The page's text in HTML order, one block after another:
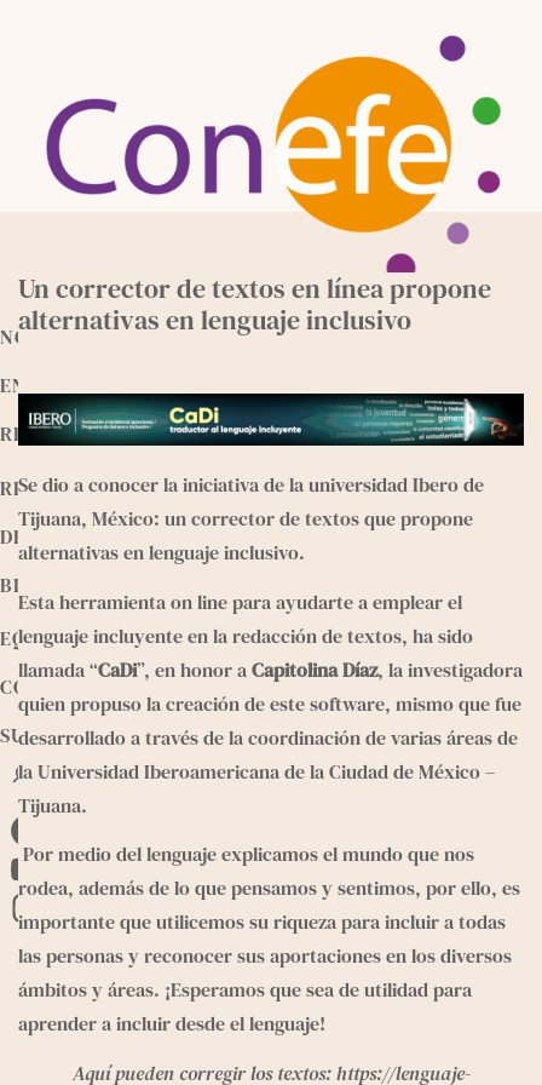
NOTICIAS
ENTREVISTAS
RECURSOS
RELEEMOS
DEVOCIONALES
BIBLIOTECA
EQUIPO
CONTACTO
SUMATE
Un corrector de textos en línea propone
alternativas en lenguaje inclusivo
Se dio a conocer la iniciativa de la universidad Ibero de
Tijuana, México: un corrector de textos que propone
alternativas en lenguaje inclusivo.
Esta herramienta on line para ayudarte a emplear el
lenguaje incluyente en la redacción de textos, ha sido
llamada “CaDi”, en honor a Capitolina Díaz, la investigadora
quien propuso la creación de este software, mismo que fue
desarrollado a través de la coordinación de varias áreas de
la Universidad Iberoamericana de la Ciudad de México –
Tijuana.
rodea, además de lo que pensamos y sentimos, por ello, es
importante que utilicemos su riqueza para incluir a todas
las personas y reconocer sus aportaciones en los diversos
ámbitos y áreas. ¡Esperamos que sea de utilidad para
aprender a incluir desde el lenguaje!
Aquí pueden corregir los textos: https://lenguaje-